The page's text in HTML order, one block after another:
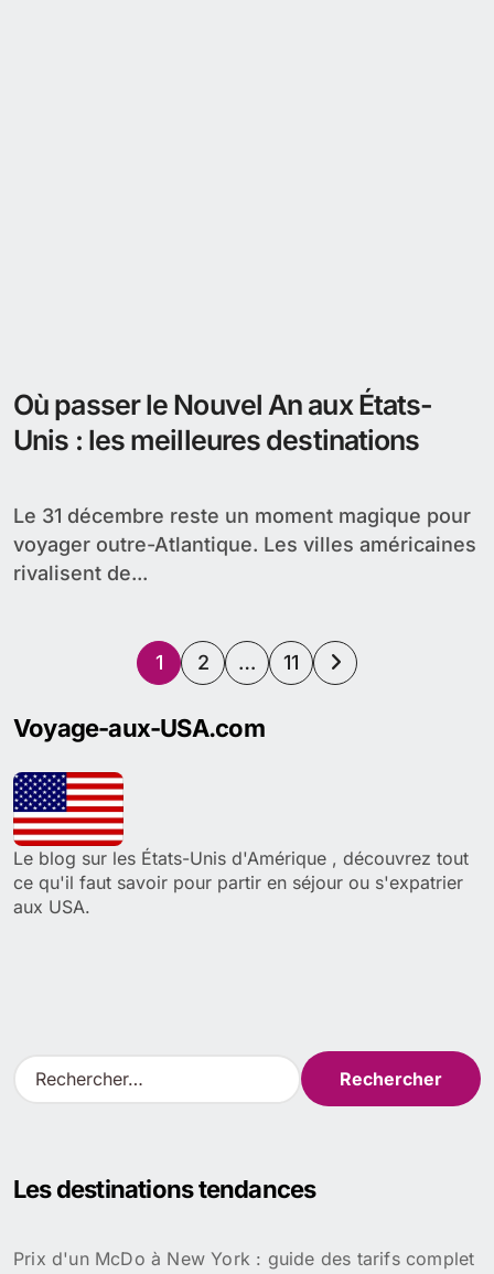
Où passer le Nouvel An aux États-
Unis : les meilleures destinations
Le 31 décembre reste un moment magique pour
voyager outre-Atlantique. Les villes américaines
rivalisent de...
Pagination
des
1 2 … 11
Voyage-aux-USA.com
Le blog sur les États-Unis d'Amérique , découvrez tout
ce qu'il faut savoir pour partir en séjour ou s'expatrier
aux USA.
R
e
r
e
Les destinations tendances
Prix d'un McDo à New York : guide des tarifs complet